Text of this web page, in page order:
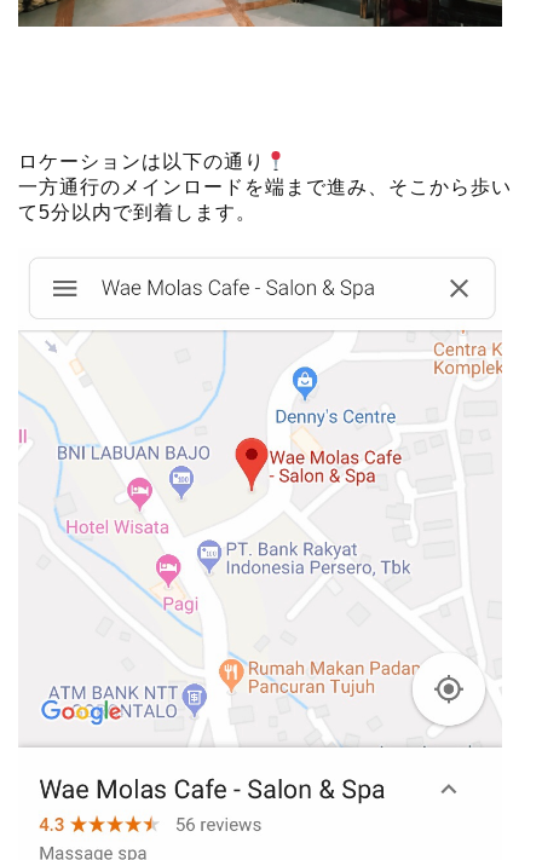
ロケーションは以下の通り
一方通行のメインロードを端まで進み、そこから歩い
て5分以内で到着します。